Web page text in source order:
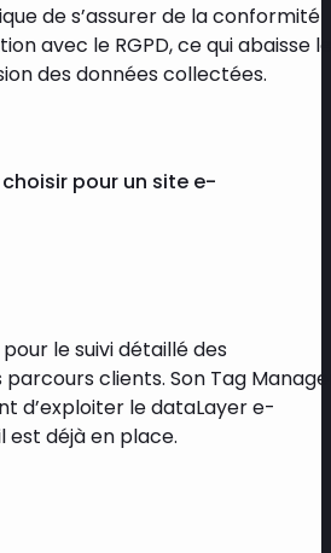
de s’assurer de la conformité
avec le RGPD, ce qui abaisse le
des données collectées.
pour un site e-
pour le suivi détaillé des
clients. Son Tag
d’exploiter le dataLayer e-
est déjà en place.